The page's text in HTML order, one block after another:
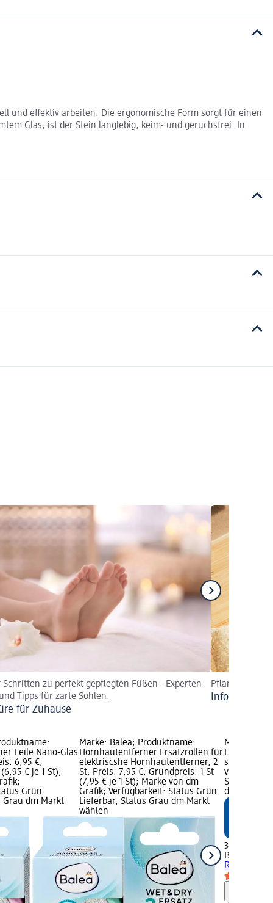
und effektiv arbeiten. Die ergonomische Form sorgt für einen
Glas, ist der Stein langlebig, keim- und geruchsfrei. In
zu perfekt gepflegten Füßen - Experten-
Tipps für zarte Sohlen.
für Zuhause
Information
Feile Nano-Glas
6,95 €;
€ je 1 St);
Grün
Grau dm Markt
Marke: Balea; Produktname:
Hornhautentferner Ersatzrollen für
elektriscshe Hornhautentferner, 2
St; Preis: 7,95 €; Grundpreis: 1 St
(7,95 € je 1 St); Marke von dm
Grafik; Verfügbarkeit: Status Grün
Lieferbar, Status Grau dm Markt
wählen
Marke:
sortiert, 1
von dm
Status
dm Markt
3,65 €
Balea
Raspel,